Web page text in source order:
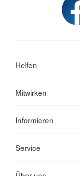
Helfen
Mitwirken
Informieren
Service